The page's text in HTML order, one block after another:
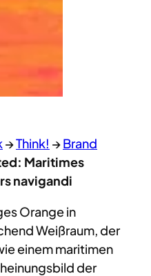
→Think! →Brand
Maritimes
navigandi
Orange in
Weißraum, der
einem maritimen
der